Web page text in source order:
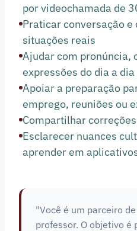
por videochamada de
Praticar conversação
situações reais
Ajudar com pronúncia,
expressões do dia a dia
Apoiar a preparação
emprego, reuniões ou
Compartilhar
Esclarecer nuances
aprender em
"Você é um parceiro
professor. O objetivo é